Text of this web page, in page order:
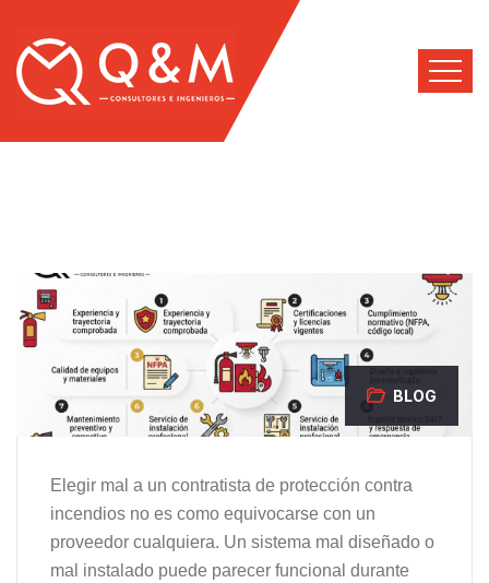
BLOG
Elegir mal a un contratista de protección contra
incendios no es como equivocarse con un
proveedor cualquiera. Un sistema mal diseñado o
mal instalado puede parecer funcional durante